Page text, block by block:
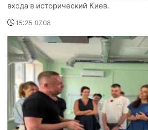
входа в исторический Киев.
15:25 07.08